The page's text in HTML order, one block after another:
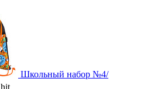
Школьный набор №4/